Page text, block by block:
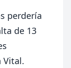
perdería
de 13
Vital.